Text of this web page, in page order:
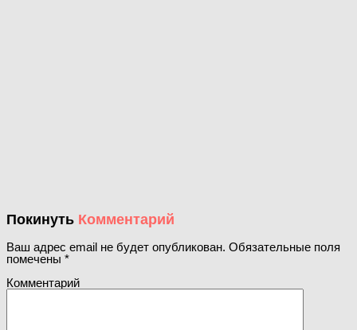
Покинуть Комментарий
Ваш адрес email не будет опубликован. Обязательные поля
помечены *
Комментарий